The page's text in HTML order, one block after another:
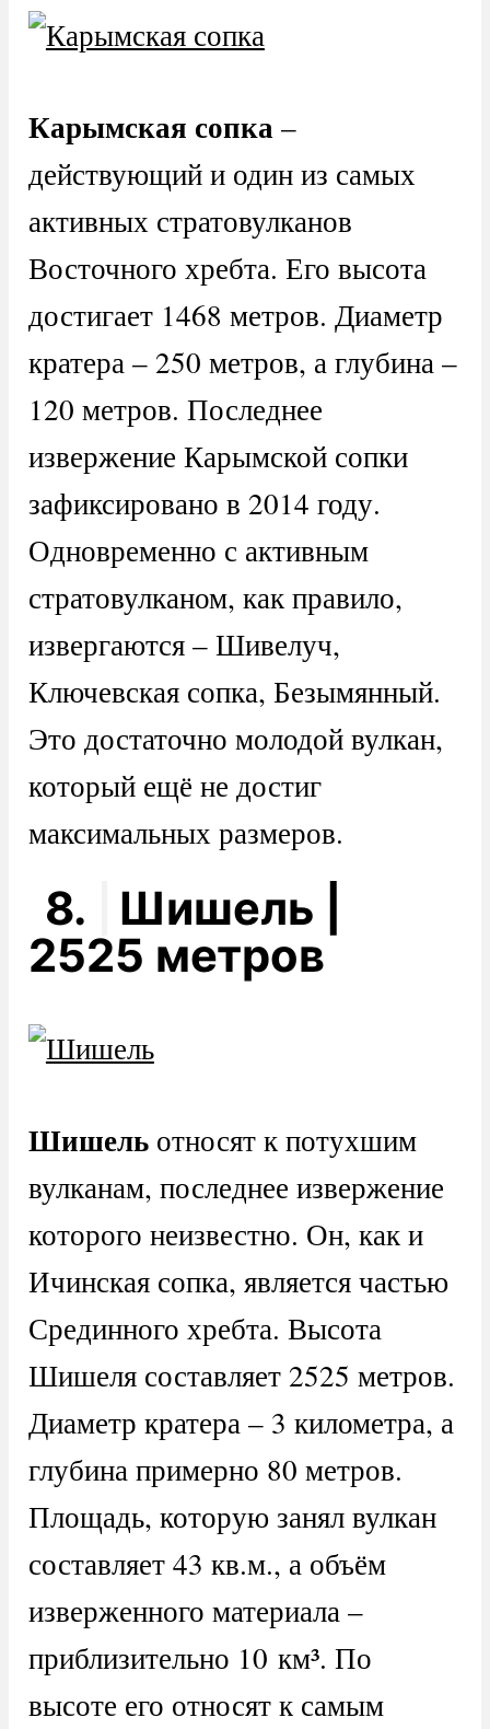
Карымская сопка –
действующий и один из самых
активных стратовулканов
Восточного хребта. Его высота
достигает 1468 метров. Диаметр
кратера – 250 метров, а глубина –
120 метров. Последнее
извержение Карымской сопки
зафиксировано в 2014 году.
Одновременно с активным
стратовулканом, как правило,
извергаются – Шивелуч,
Ключевская сопка, Безымянный.
Это достаточно молодой вулкан,
который ещё не достиг
максимальных размеров.
8.
Шишель |
2525 метров
Шишельотносят к потухшим
вулканам, последнее извержение
которого неизвестно. Он, как и
Ичинская сопка, является частью
Срединного хребта. Высота
Шишеля составляет 2525 метров.
Диаметр кратера – 3 километра, а
глубина примерно 80 метров.
Площадь, которую занял вулкан
составляет 43 кв.м., а объём
изверженного материала –
приблизительно 10 км³. По
высоте его относят к самым